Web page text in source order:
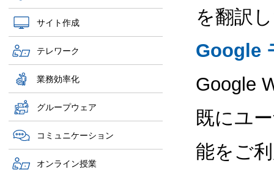
サイト作成
テレワーク
業務効率化
グループウェア
コミュニケーション
オンライン授業
を翻訳
Google
Google
既にユ
能をご